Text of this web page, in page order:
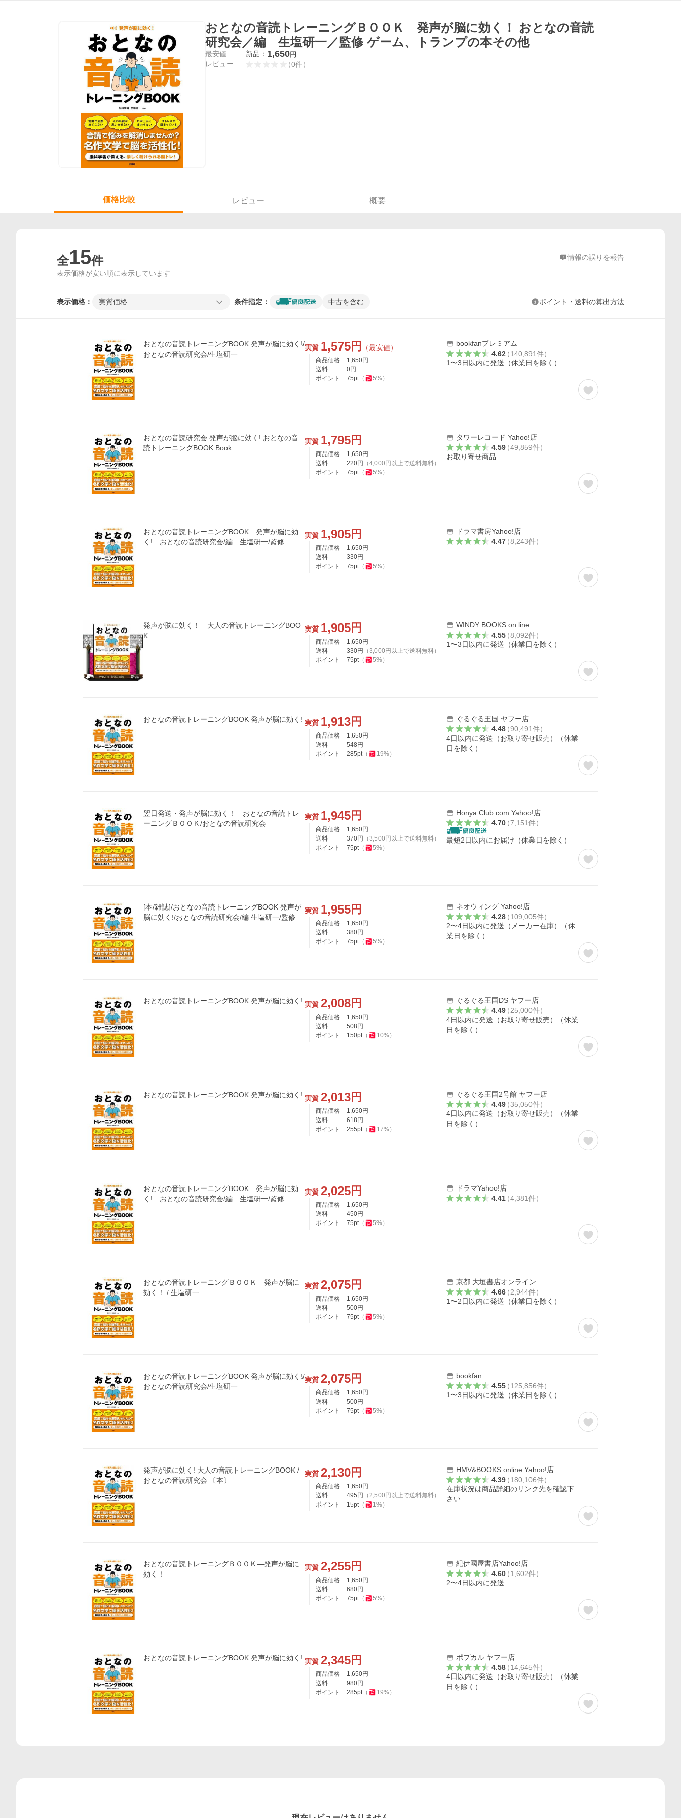
おとなの音読トレーニングＢＯＯＫ 発声が脳に効く！ おとなの音読
研究会／編 生塩研一／監修 ゲーム、トランプの本その他
最安値 新品： 1,650円
レビュー （0件）
価格比較 レビュー 概要
全15件 情報の誤りを報告
表示価格が安い順に表示しています
表示価格： 実質価格 条件指定： 中古を含む ポイント・送料の算出方法
おとなの音読トレーニングBOOK 発声が脳に効く!/
おとなの音読研究会/生塩研一
実質 1,575円 （最安値）
商品価格 1,650円
送料
0円
ポイント
75pt（ 5%）
bookfanプレミアム
4.62（140,891件）
1〜3日以内に発送（休業日を除く）
おとなの音読研究会 発声が脳に効く! おとなの音
読トレーニングBOOK Book
実質 1,795円
商品価格 1,650円
送料
220円 （4,000 円以上で送料無料）
ポイント
75pt（ 5%）
タワーレコード Yahoo!店
4.59（49,859件）
お取り寄せ商品
おとなの音読トレーニングBOOK 発声が脳に効
く! おとなの音読研究会/編 生塩研一/監修
実質 1,905円
商品価格 1,650円
送料
330円
ポイント
75pt（ 5%）
ドラマ書房Yahoo!店
4.47（8,243件）
発声が脳に効く！ 大人の音読トレーニングBOO
K
実質 1,905円
商品価格 1,650円
送料
330円 （3,000 円以上で送料無料）
ポイント
75pt（ 5%）
WINDY BOOKS on line
4.55（8,092件）
1〜3日以内に発送（休業日を除く）
おとなの音読トレーニングBOOK 発声が脳に効く! 実質 1,913円
商品価格 1,650円
送料
548 円
ポイント
285pt（ 19%）
ぐるぐる王国 ヤフー店
4.48（90,491件）
4日以内に発送（お取り寄せ販売）（休業
日を除く）
翌日発送・発声が脳に効く！ おとなの音読トレ
ーニングＢＯＯＫ/おとなの音読研究会
実質 1,945円
商品価格 1,650円
送料
370円 （3,500 円以上で送料無料）
ポイント
75pt（ 5%）
Honya Club.com Yahoo!店
4.70（7,151件）
最短2日以内にお届け（休業日を除く）
[本/雑誌]/おとなの音読トレーニングBOOK 発声が
脳に効く!/おとなの音読研究会/編 生塩研一/監修
実質 1,955円
商品価格 1,650円
送料
380円
ポイント
75pt（ 5%）
ネオウィング Yahoo!店
4.28（109,005件）
2〜4日以内に発送（メーカー在庫）（休
業日を除く）
おとなの音読トレーニングBOOK 発声が脳に効く! 実質 2,008円
商品価格 1,650円
送料
508 円
ポイント
150pt（ 10%）
ぐるぐる王国DS ヤフー店
4.49（25,000件）
4日以内に発送（お取り寄せ販売）（休業
日を除く）
おとなの音読トレーニングBOOK 発声が脳に効く! 実質 2,013円
商品価格 1,650円
送料
618 円
ポイント
255pt（ 17%）
ぐるぐる王国2号館 ヤフー店
4.49（35,050件）
4日以内に発送（お取り寄せ販売）（休業
日を除く）
おとなの音読トレーニングBOOK 発声が脳に効
く! おとなの音読研究会/編 生塩研一/監修
実質 2,025円
商品価格 1,650円
送料
450円
ポイント
75pt（ 5%）
ドラマYahoo!店
4.41（4,381件）
おとなの音読トレーニングＢＯＯＫ 発声が脳に
効く！ / 生塩研一
実質 2,075円
商品価格 1,650円
送料
500円
ポイント
75pt（ 5%）
京都 大垣書店オンライン
4.66（2,944件）
1〜2日以内に発送（休業日を除く）
おとなの音読トレーニングBOOK 発声が脳に効く!/
おとなの音読研究会/生塩研一
実質 2,075円
商品価格 1,650円
送料
500円
ポイント
75pt（ 5%）
bookfan
4.55（125,856件）
1〜3日以内に発送（休業日を除く）
発声が脳に効く! 大人の音読トレーニングBOOK /
おとなの音読研究会 〔本〕
実質 2,130円
商品価格 1,650円
送料
495 円 （2,500 円以上で送料無料）
ポイント
15pt（ 1%）
HMV&BOOKS online Yahoo!店
4.39（180,106件）
在庫状況は商品詳細のリンク先を確認下
さい
おとなの音読トレーニングＢＯＯＫ―発声が脳に
効く！
実質 2,255円
商品価格 1,650円
送料
680円
ポイント
75pt（ 5%）
紀伊國屋書店Yahoo!店
4.60（1,602件）
2〜4日以内に発送
おとなの音読トレーニングBOOK 発声が脳に効く! 実質 2,345円
商品価格 1,650円
送料
980円
ポイント
285pt（ 19%）
ポプカル ヤフー店
4.58（14,645件）
4日以内に発送（お取り寄せ販売）（休業
日を除く）